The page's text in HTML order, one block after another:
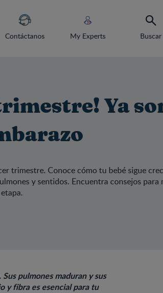
Contáctanos My Experts Buscar
Ya
trimestre. Conoce cómo tu bebé sigue
y sentidos. Encuentra consejos para
pulmones maduran y sus
y fibra es esencial para tu